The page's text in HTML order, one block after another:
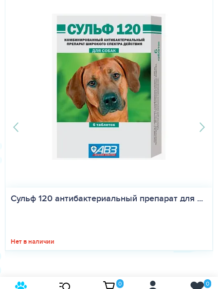
Сульф 120 антибактериальный препарат для ...
Нет в наличии
0 0